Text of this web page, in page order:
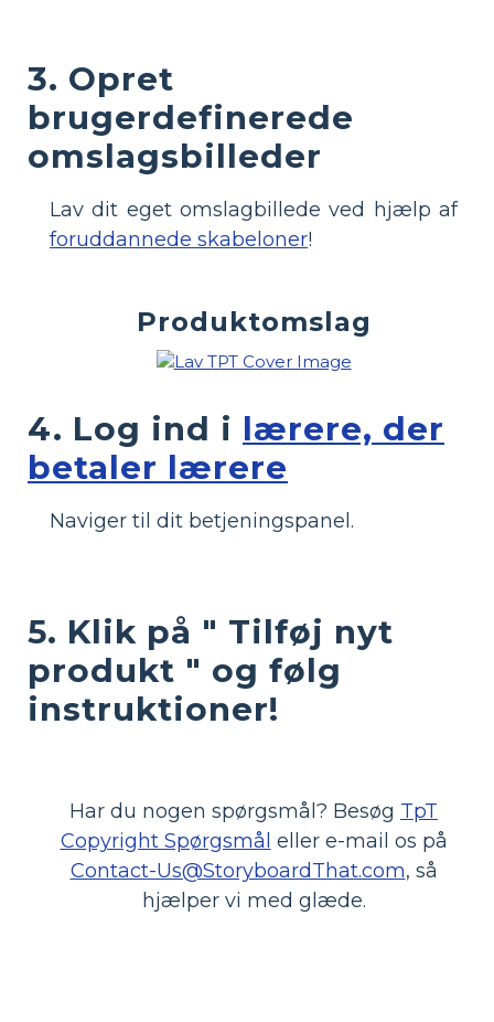
3. Opret
brugerdefinerede
omslagsbilleder
Lav dit eget omslagbillede ved hjælp af
foruddannede skabeloner!
Produktomslag
4. Log ind i lærere, der
betaler lærere
Naviger til dit betjeningspanel.
5. Klik på " Tilføj nyt
produkt " og følg
instruktioner!
Har du nogen spørgsmål? Besøg TpT
Copyright Spørgsmål eller e-mail os på
Contact-Us@StoryboardThat.com, så
hjælper vi med glæde.